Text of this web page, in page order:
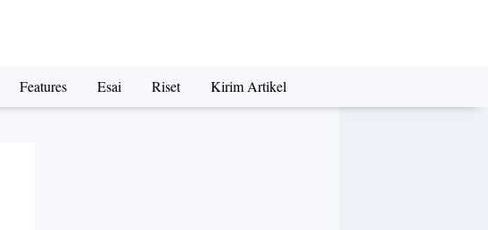
Features Esai Riset Kirim Artikel